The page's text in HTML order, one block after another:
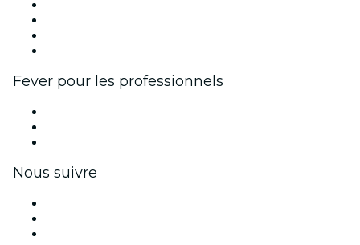
Fever pour les professionnels
Nous suivre